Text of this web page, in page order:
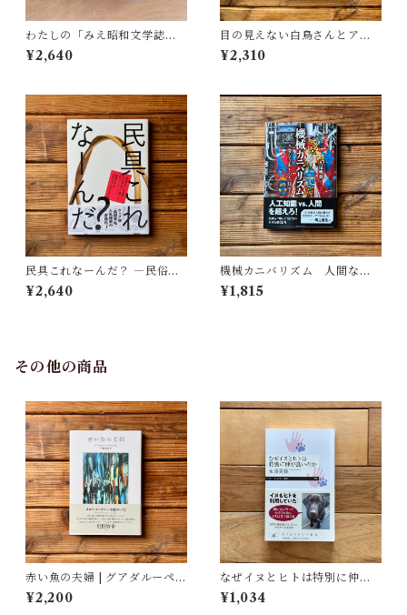
わたしの「みえ昭和文学誌」 |
藤田 明
¥2,640
目の見えない白鳥さんとアー
トを見にいく | 川内 有緒
¥2,310
民具これなーんだ？ ―民俗学
者・宮本常一が美術大学に遺
した民具コレクション | 加藤幸
¥2,640
機械カニバリズム 人間なき
あとの人類学へ｜久保 明教
¥1,815
その他の商品
赤い魚の夫婦 | グアダルーペ・
ネッテル, 宇野和美(訳)
¥2,200
なぜイヌとヒトは特別に仲が
良いのか | 永澤 美保
¥1,034